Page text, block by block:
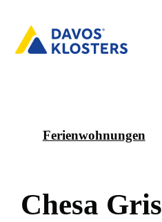
Ferienwohnungen
Chesa Gris